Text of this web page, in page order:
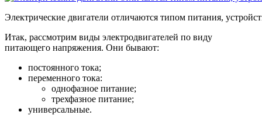
Электрические двигатели отличаются типом питания,
Итак, рассмотрим виды электродвигателей по виду
питающего напряжения. Они бывают:
постоянного тока;
переменного тока:
однофазное питание;
трехфазное питание;
универсальные.